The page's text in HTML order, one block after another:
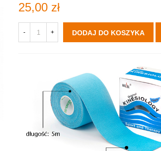
25,00 zł
- + DODAJ DO KOSZYKA